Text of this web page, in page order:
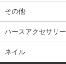
その他
ハースアクセサリー
ネイル